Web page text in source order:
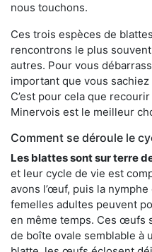
nous touchons.
Ces trois espèces de
rencontrons le plus
autres. Pour vous
important que vous sachiez
C’est pour cela que
Minervois est le meilleur
Comment se déroule le
Les blattes sont sur terre
et leur cycle de vie est
avons l’œuf, puis la
femelles adultes peuvent
en même temps. Ces œufs
de boîte ovale semblable à